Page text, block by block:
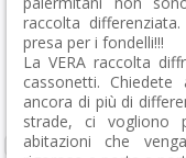
raccolta
presa per i fondelli!!!
La VERA raccolta
cassonetti.
ancora di più di
strade, ci vogliono
abitazioni che